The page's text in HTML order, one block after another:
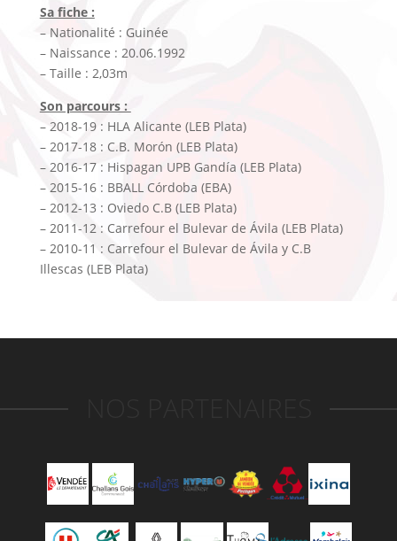
Sa fiche :
– Nationalité : Guinée
– Naissance : 20.06.1992
– Taille : 2,03m
Son parcours :
– 2018-19 : HLA Alicante (LEB Plata)
– 2017-18 : C.B. Morón (LEB Plata)
– 2016-17 : Hispagan UPB Gandía (LEB Plata)
– 2015-16 : BBALL Córdoba (EBA)
– 2012-13 : Oviedo C.B (LEB Plata)
– 2011-12 : Carrefour el Bulevar de Ávila (LEB Plata)
– 2010-11 : Carrefour el Bulevar de Ávila y C.B
Illescas (LEB Plata)